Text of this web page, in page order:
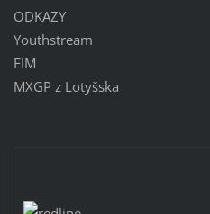
ODKAZY
Youthstream
FIM
MXGP z Lotyšska